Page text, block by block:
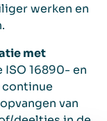
werken en
met
ISO 16890- en
continue
van